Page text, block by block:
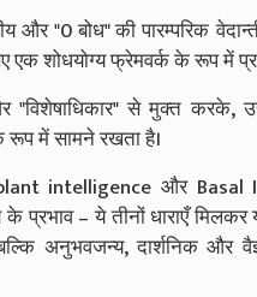
और "0 बोध" की पारम्परिक
शोधयोग्य फ्रेमवर्क के रूप में
"विशेषाधिकार" से मुक्त करके,
रूप में सामने रखता है।
plant intelligence और
प्रभाव – ये तीनों धाराएँ
अनुभवजन्य, दार्शनिक और